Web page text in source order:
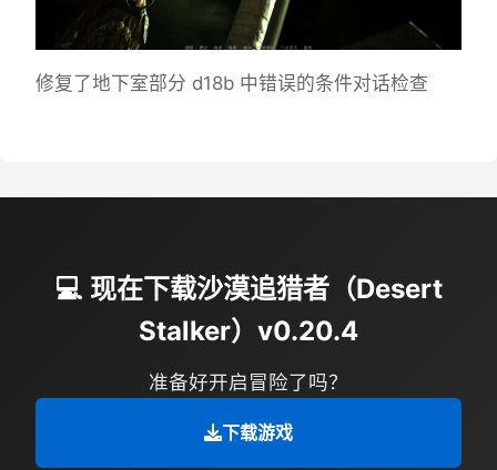
修复了地下室部分 d18b 中错误的条件对话检查
💻 现在下载沙漠追猎者（Desert
Stalker）v0.20.4
准备好开启冒险了吗？
下载游戏